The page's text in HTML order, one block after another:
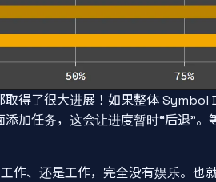
取得了很大进展！如果整体
加任务，这会让进度暂时“后退”
作、还是工作，完全没有娱乐。也